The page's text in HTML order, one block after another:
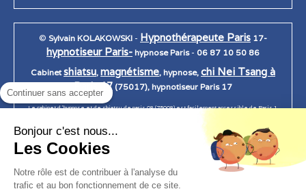
© Sylvain KOLAKOWSKI - Hypnothérapeute Paris 17-
hypnotiseur Paris- hypnose Paris- 06 87 10 50 86
Cabinetshiatsu, magnétisme, hypnose, chi Nei Tsang à
Paris 17 (75017), hypnotiseur Paris 17
Le cabinet d 'hypnose et de shiatsu de paris 08 (75008) est facilement accessible de Paris 1,
12, Paris 13, Paris 14, Paris 15, Paris 16, Paris 17, Paris 18, Paris 19, Paris 20.
Continuer sans accepter
Bonjour c'est nous...
Les Cookies
Notre rôle est de contribuer à l'analyse du
trafic et au bon fonctionnement de ce site.